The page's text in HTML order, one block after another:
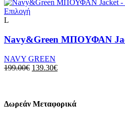
επιλεγούν
στη
του
προϊόντος
was:
τιμή
ΕπιλογήΑυτό
έχει
πολλαπλές
παραλλαγές.
Οι
επιλογές
επιλεγούν
στη
L
Navy&Green ΜΠΟΥΦΑΝ
NAVY GREEN
199.00€ Original
139.30€Η
139.30€.
Δωρεάν Μεταφορικά